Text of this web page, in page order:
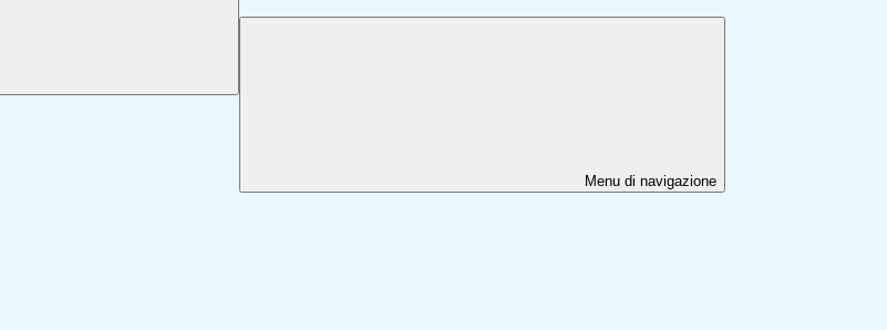
Menu di navigazione